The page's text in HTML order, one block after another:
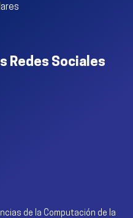
Redes Sociales
de la Computación de la